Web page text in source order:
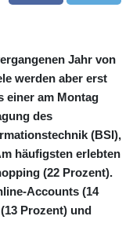
Jahr von
werden aber erst
einer am Montag
des
(BSI),
häufigsten erlebten
(22 Prozent).
Accounts (14
Prozent) und